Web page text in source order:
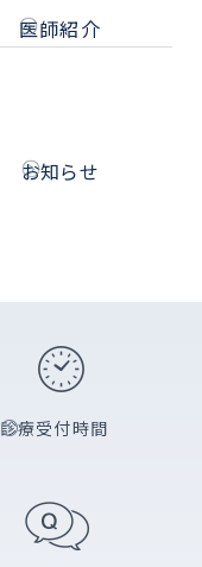
医師紹介
お知らせ
診療受付時間